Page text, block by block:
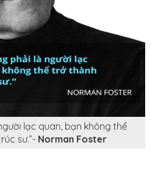
lạc quan, bạn không thể
sư.”- Norman Foster